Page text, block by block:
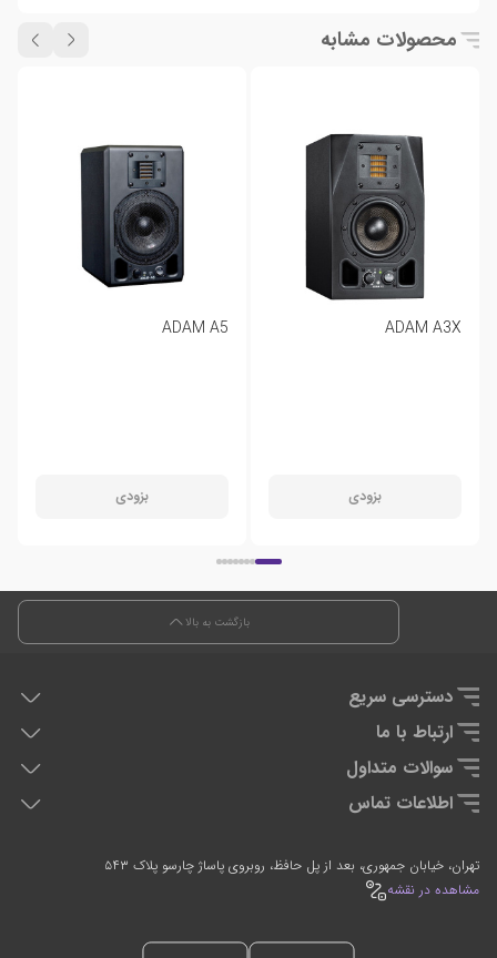
محصولات مشابه
ADAM A3X
بزودی
ADAM A5
بزودی
بازگشت به بالا
دسترسی سریع
هدفون دی جی
دی جی کنترلر
تجهیزان اجرای زنده
تجهیزات استودیویی
ارتباط با ما
تماس با ما
سوالات متداول
سوالات متداول
اطلاعات تماس
021-66764054
7 روز هفته، 24 ساعته پاسخگوی شما هستیم
تهران، خیابان جمهوری، بعد از پل حافظ، روبروی پاساژ چارسو پلاک ۵۴۳
مشاهده در نقشه